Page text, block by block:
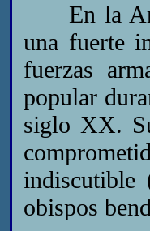
En la
una fuerte
fuerzas
popular
siglo XX.
indiscutible
obispos